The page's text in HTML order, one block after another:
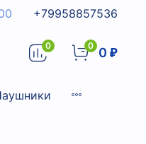
+79958857536
0 0 0 ₽